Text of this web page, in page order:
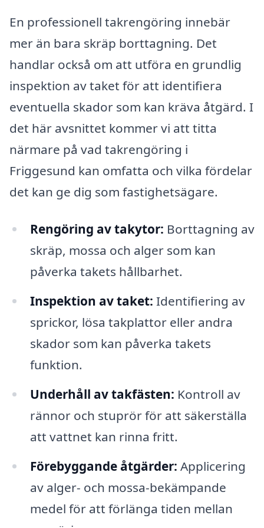
En professionell takrengöring innebär
mer än bara skräp borttagning. Det
handlar också om att utföra en grundlig
inspektion av taket för att identifiera
eventuella skador som kan kräva åtgärd. I
det här avsnittet kommer vi att titta
närmare på vad takrengöring i
Friggesund kan omfatta och vilka fördelar
det kan ge dig som fastighetsägare.
Rengöring av takytor: Borttagning av
skräp, mossa och alger som kan
påverka takets hållbarhet.
Inspektion av taket: Identifiering av
sprickor, lösa takplattor eller andra
skador som kan påverka takets
funktion.
Underhåll av takfästen: Kontroll av
rännor och stuprör för att säkerställa
att vattnet kan rinna fritt.
Förebyggande åtgärder: Applicering
av alger- och mossa-bekämpande
medel för att förlänga tiden mellan